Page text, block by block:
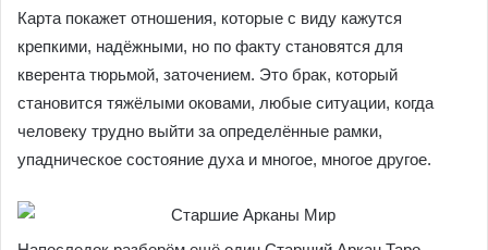
Карта покажет отношения, которые с виду кажутся
крепкими, надёжными, но по факту становятся для
кверента тюрьмой, заточением. Это брак, который
становится тяжёлыми оковами, любые ситуации, когда
человеку трудно выйти за определённые рамки,
упадническое состояние духа и многое, многое другое.